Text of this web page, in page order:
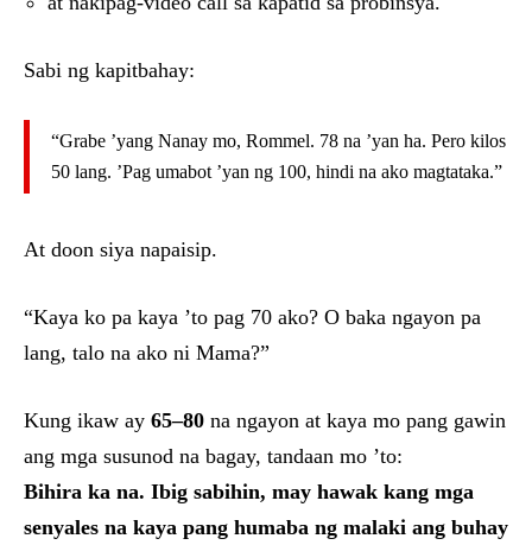
Sabi ng kapitbahay:
“Grabe ’yang Nanay mo, Rommel. 78 na ’yan ha. Pero kilos
50 lang. ’Pag umabot ’yan ng 100, hindi na ako magtataka.”
At doon siya napaisip.
“Kaya ko pa kaya ’to pag 70 ako? O baka ngayon pa
lang, talo na ako ni Mama?”
Kung ikaw ay 65–80 na ngayon at kaya mo pang gawin
ang mga susunod na bagay, tandaan mo ’to:
Bihira ka na. Ibig sabihin, may hawak kang mga
senyales na kaya pang humaba ng malaki ang buhay